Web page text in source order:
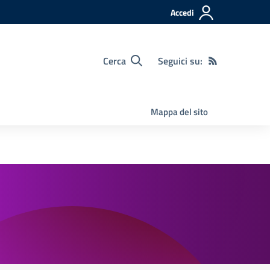
Accedi
Cerca Seguici su:
Mappa del sito